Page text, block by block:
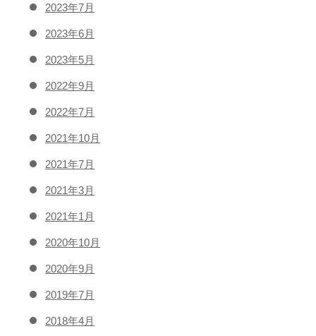
2023年7月
2023年6月
2023年5月
2022年9月
2022年7月
2021年10月
2021年7月
2021年3月
2021年1月
2020年10月
2020年9月
2019年7月
2018年4月